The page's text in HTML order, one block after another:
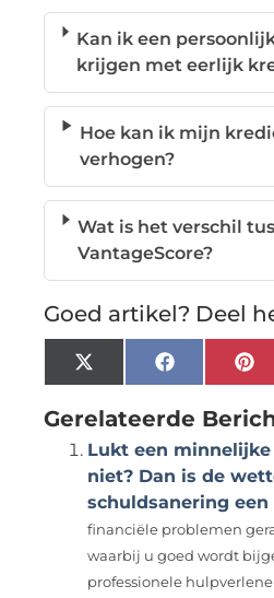
Kan ik een
krijgen met eerlijk
Hoe kan ik mijn
verhogen?
Wat is het verschil
VantageScore?
Goed artikel? Deel
X
(Twitter)
Facebook
Gerelateerde
Lukt een
niet? Dan is de
schuldsanering
financiële problemen
waarbij u goed wordt
professionele